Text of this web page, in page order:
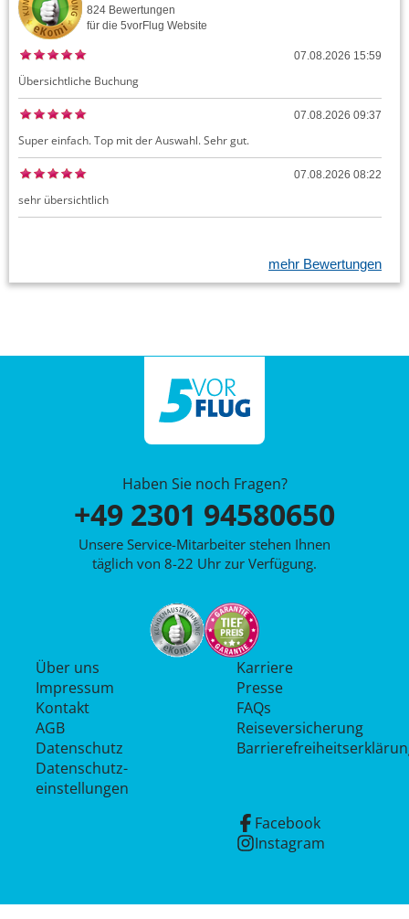
824 Bewertungen
für die 5vorFlug Website
07.08.2026 15:59
Übersichtliche Buchung
07.08.2026 09:37
Super einfach. Top mit der Auswahl. Sehr gut.
07.08.2026 08:22
sehr übersichtlich
mehr Bewertungen
Haben Sie noch Fragen?
+49 2301 94580650
Unsere Service-Mitarbeiter stehen Ihnen
täglich von 8-22 Uhr zur Verfügung.
Über uns
Impressum
Kontakt
AGB
Datenschutz
Datenschutz­
einstellungen
Karriere
Presse
FAQs
Reiseversicherung
Facebook
Instagram